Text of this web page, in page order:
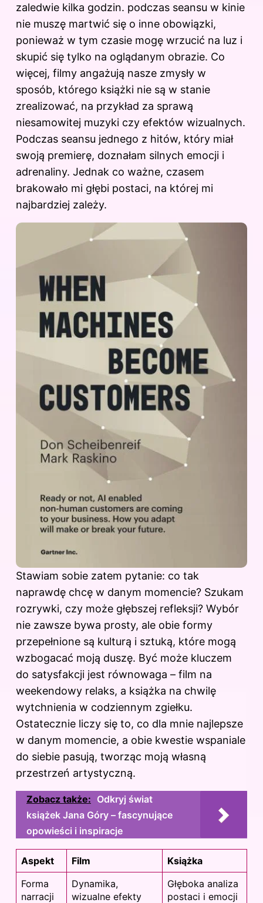
zaledwie kilka godzin. podczas seansu w kinie
nie muszę martwić się o inne obowiązki,
ponieważ w tym czasie mogę wrzucić na luz i
skupić się tylko na oglądanym obrazie. Co
więcej, filmy angażują nasze zmysły w
sposób, którego książki nie są w stanie
zrealizować, na przykład za sprawą
niesamowitej muzyki czy efektów wizualnych.
Podczas seansu jednego z hitów, który miał
swoją premierę, doznałam silnych emocji i
adrenaliny. Jednak co ważne, czasem
brakowało mi głębi postaci, na której mi
najbardziej zależy.
Stawiam sobie zatem pytanie: co tak
naprawdę chcę w danym momencie? Szukam
rozrywki, czy może głębszej refleksji? Wybór
nie zawsze bywa prosty, ale obie formy
przepełnione są kulturą i sztuką, które mogą
wzbogacać moją duszę. Być może kluczem
do satysfakcji jest równowaga – film na
weekendowy relaks, a książka na chwilę
wytchnienia w codziennym zgiełku.
Ostatecznie liczy się to, co dla mnie najlepsze
w danym momencie, a obie kwestie wspaniale
do siebie pasują, tworząc moją własną
przestrzeń artystyczną.
Zobacz także: Odkryj świat
książek Jana Góry – fascynujące
opowieści i inspiracje
Aspekt Film
Książka
Forma
narracji
Dynamika,
wizualne efekty
Głęboka analiza
postaci i emocji